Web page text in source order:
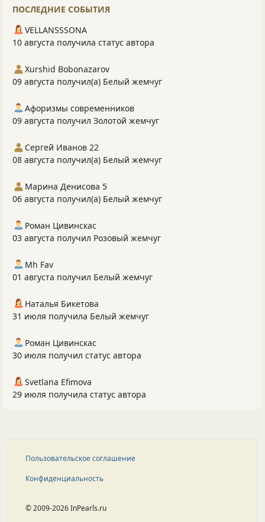
ПОСЛЕДНИЕ СОБЫТИЯ
VELLANSSSONA
10 августа получила статус автора
Xurshid Bobonazarov
09 августа получил(а) Белый жемчуг
Афоризмы современников
09 августа получил Золотой жемчуг
Сергей Иванов 22
08 августа получил(а) Белый жемчуг
Марина Денисова 5
06 августа получил(а) Белый жемчуг
Роман Цивинскас
03 августа получил Розовый жемчуг
Mh Fav
01 августа получил Белый жемчуг
Наталья Бикетова
31 июля получила Белый жемчуг
Роман Цивинскас
30 июля получил статус автора
Svetlana Efimova
29 июля получила статус автора
Пользовательское соглашение
Конфиденциальность
© 2009-2026 InPearls.ru